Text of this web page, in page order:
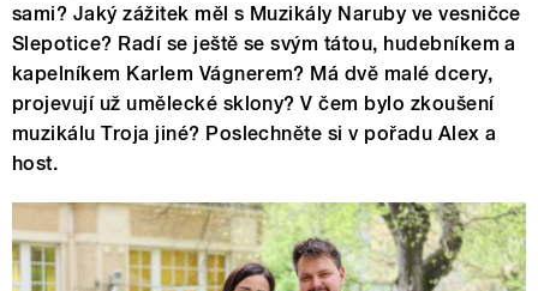
sami? Jaký zážitek měl s Muzikály Naruby ve vesničce
Slepotice? Radí se ještě se svým tátou, hudebníkem a
kapelníkem Karlem Vágnerem? Má dvě malé dcery,
projevují už umělecké sklony? V čem bylo zkoušení
muzikálu Troja jiné? Poslechněte si v pořadu Alex a
host.